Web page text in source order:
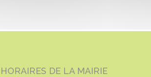
HORAIRES DE LA MAIRIE